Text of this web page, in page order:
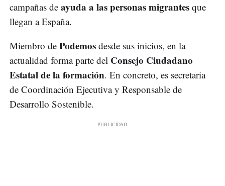
campañas de ayuda a las personas migrantes que
llegan a España.
Miembro de Podemos desde sus inicios, en la
actualidad forma parte del Consejo Ciudadano
Estatal de la formación. En concreto, es secretaria
de Coordinación Ejecutiva y Responsable de
Desarrollo Sostenible.